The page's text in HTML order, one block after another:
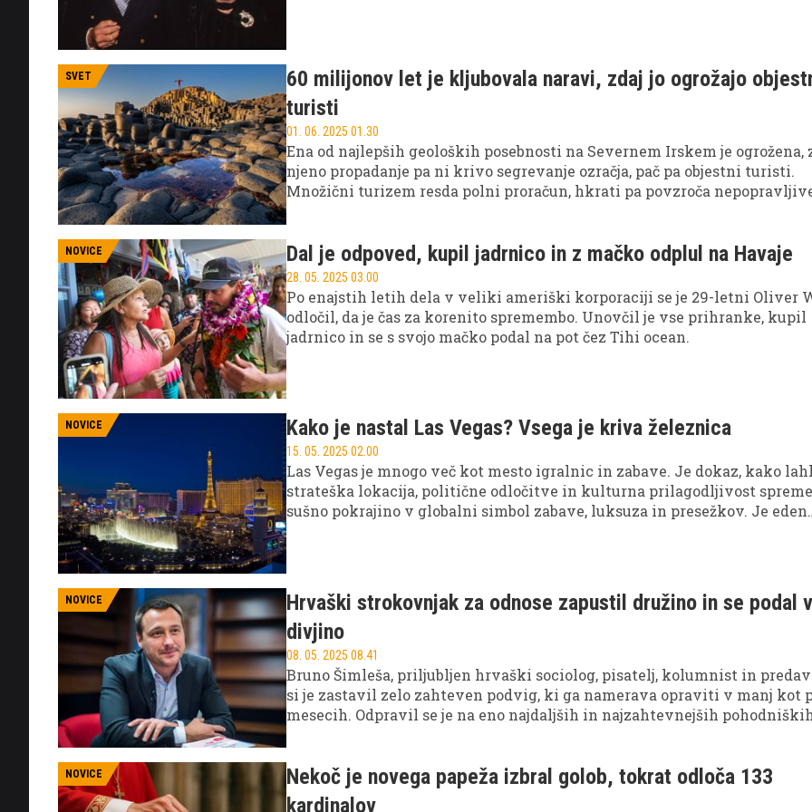
SVET
60 milijonov let je kljubovala naravi, zdaj jo ogrožajo
turisti
01. 06. 2025 01.30
Ena od najlepših geoloških posebnosti na Severnem Irskem je ogrožena,
njeno propadanje pa ni krivo segrevanje ozračja, pač pa objestni turisti.
Množični turizem resda polni proračun, hkrati pa povzroča
NOVICE Dal je odpoved, kupil jadrnico in z mačko odplul na Havaje
28. 05. 2025 03.00
Po enajstih letih dela v veliki ameriški korporaciji se je 29-letni Oliver
odločil, da je čas za korenito spremembo. Unovčil je vse prihranke, kupil
jadrnico in se s svojo mačko podal na pot čez Tihi ocean.
NOVICE Kako je nastal Las Vegas? Vsega je kriva železnica
15. 05. 2025 02.00
Las Vegas je mnogo več kot mesto igralnic in zabave. Je dokaz, kako
strateška lokacija, politične odločitve in kulturna prilagodljivost
sušno pokrajino v globalni simbol zabave, luksuza in presežkov. Je eden
NOVICE
Hrvaški strokovnjak za odnose zapustil družino in se podal v
divjino
08. 05. 2025 08.41
Bruno Šimleša, priljubljen hrvaški sociolog, pisatelj, kolumnist in
si je zastavil zelo zahteven podvig, ki ga namerava opraviti v manj kot
mesecih. Odpravil se je na eno najdaljših in najzahtevnejših
NOVICE
Nekoč je novega papeža izbral golob, tokrat odloča 133
kardinalov